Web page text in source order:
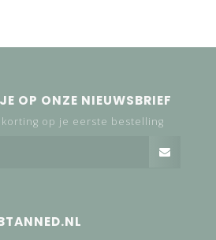
OP ONZE NIEUWSBRIEF
korting op je eerste bestelling